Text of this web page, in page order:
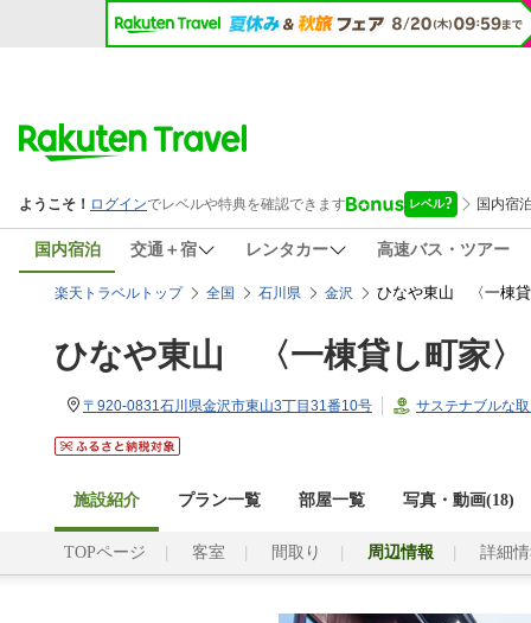
国内宿泊 交通＋宿 レンタカー 高速バス・ツアー
楽天トラベルトップ 全国 石川県 金沢 ひなや東山 〈一棟
ひなや東山 〈一棟貸し町家〉
〒920-0831石川県金沢市東山3丁目31番10号 サステナブルな
施設紹介 プラン一覧 部屋一覧 写真・動画(18)
TOPページ 客室 間取り 周辺情報 詳細